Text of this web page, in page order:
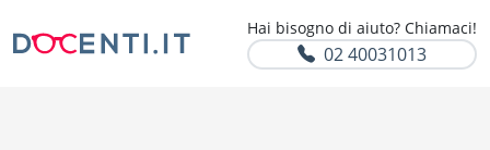
Hai bisogno di aiuto? Chiamaci!
02 40031013